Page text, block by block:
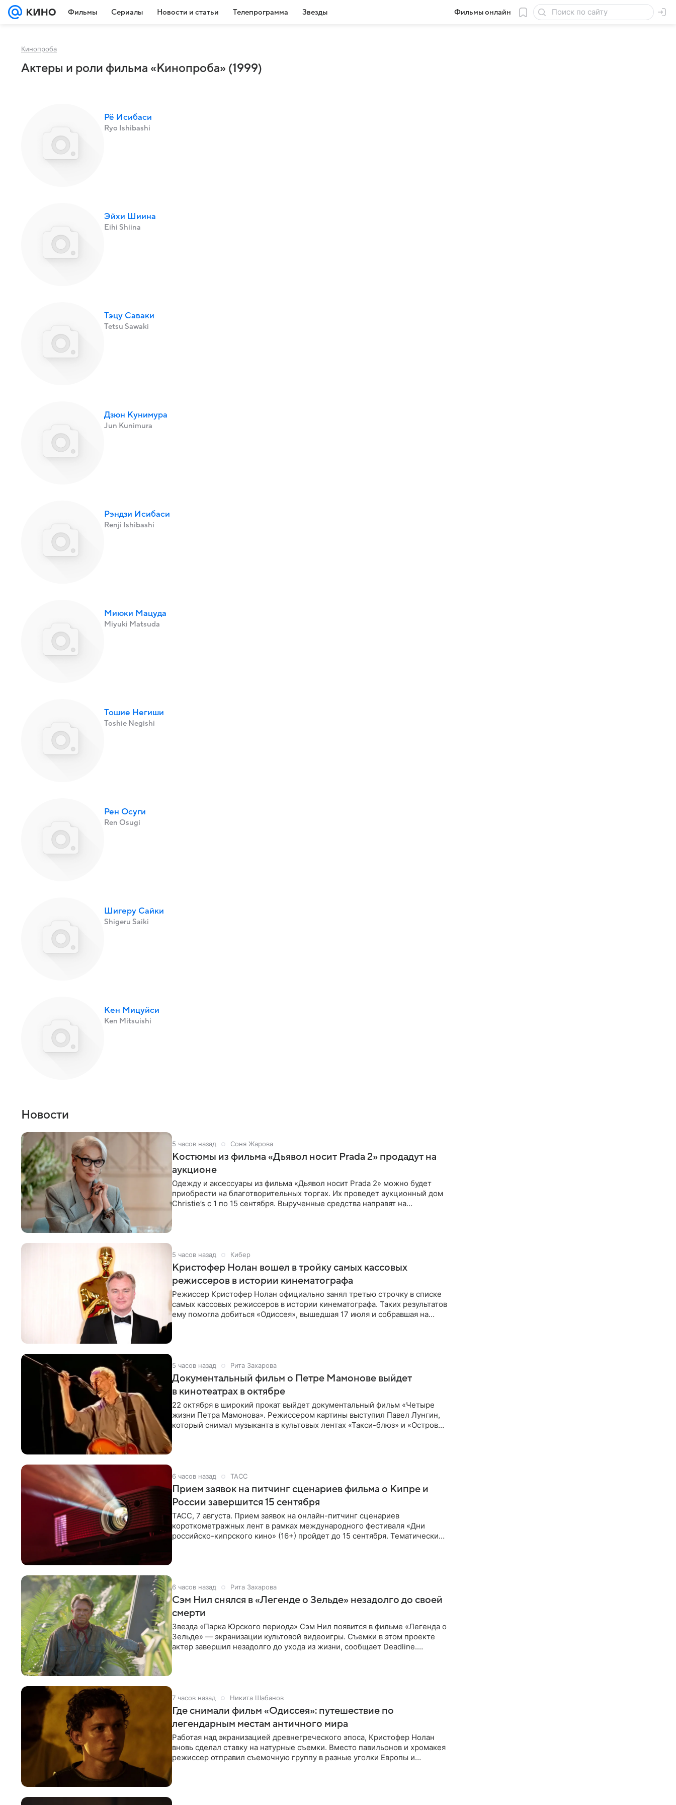
Фильмы Сериалы Новости и статьи Телепрограмма Звезды Фильмы онлайн
Кинопроба
Актеры и роли фильма «Кинопроба» (1999)
Рё Исибаси
Ryo Ishibashi
Эйхи Шиина
Eihi Shiina
Тэцу Саваки
Tetsu Sawaki
Дзюн Кунимура
Jun Kunimura
Рэндзи Исибаси
Renji Ishibashi
Миюки Мацуда
Miyuki Matsuda
Тошие Негиши
Toshie Negishi
Рен Осуги
Ren Osugi
Шигеру Сайки
Shigeru Saiki
Кен Мицуйси
Ken Mitsuishi
Новости
5 часов назад Соня Жарова
Костюмы из фильма «Дьявол носит Prada 2» продадут на
аукционе
Одежду и аксессуары из фильма «Дьявол носит Prada 2» можно будет
приобрести на благотворительных торгах. Их проведет аукционный дом
Christie’s с 1 по 15 сентября. Вырученные средства направят на
5 часов назад Кибер
Кристофер Нолан вошел в тройку самых кассовых
режиссеров в истории кинематографа
Режиссер Кристофер Нолан официально занял третью строчку в списке
самых кассовых режиссеров в истории кинематографа. Таких результатов
ему помогла добиться «Одиссея», вышедшая 17 июля и собравшая на
5 часов назад Рита Захарова
Документальный фильм о Петре Мамонове выйдет
в кинотеатрах в октябре
22 октября в широкий прокат выйдет документальный фильм «Четыре
жизни Петра Мамонова». Режиссером картины выступил Павел Лунгин,
который снимал музыканта в культовых лентах «Такси-блюз» и «Остров».
6 часов назад ТАСС
Прием заявок на питчинг сценариев фильма о Кипре и
России завершится 15 сентября
ТАСС, 7 августа. Прием заявок на онлайн-питчинг сценариев
короткометражных лент в рамках международного фестиваля «Дни
российско-кипрского кино» (16+) пройдет до 15 сентября. Тематически
6 часов назад Рита Захарова
Сэм Нил снялся в «Легенде о Зельде» незадолго до своей
смерти
Звезда «Парка Юрского периода» Сэм Нил появится в фильме «Легенда о
Зельде» — экранизации культовой видеоигры. Съемки в этом проекте
актер завершил незадолго до ухода из жизни, сообщает Deadline.
7 часов назад Никита Шабанов
Где снимали фильм «Одиссея»: путешествие по
легендарным местам античного мира
Работая над экранизацией древнегреческого эпоса, Кристофер Нолан
вновь сделал ставку на натурные съемки. Вместо павильонов и хромакея
режиссер отправил съемочную группу в разные уголки Европы и